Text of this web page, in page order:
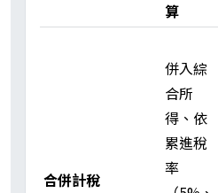
算
合併計稅
併入綜
合所
得、依
累進稅
率